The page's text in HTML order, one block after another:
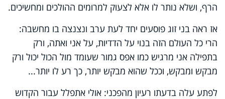
הרף, ושלא נותר לו אלא לצעוק למרומים ההולכים ומחשיכים.
אז ראה בני זוג פוסעים יחד לעת ערב ונצנצה בו מחשבה:
הרי כל העולם הזה בנוי על הדדיות, על אני ואתה, ורק
בתפילה אני מרגיש כמו אפס גמור שעומד מול הכול יכול ורק
מבקש ומבקש, וככל שהוא מבקש יותר, כך רע לו יותר...
לפתע עלה בדעתו רעיון מהפכני: אולי אתפלל עבור הקדוש